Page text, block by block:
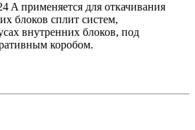
A применяется для откачивания
блоков сплит систем,
внутренних блоков, под
коробом.